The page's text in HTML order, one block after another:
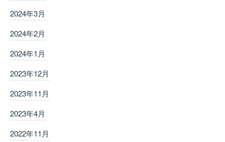
2024年3月
2024年2月
2024年1月
2023年12月
2023年11月
2023年4月
2022年11月